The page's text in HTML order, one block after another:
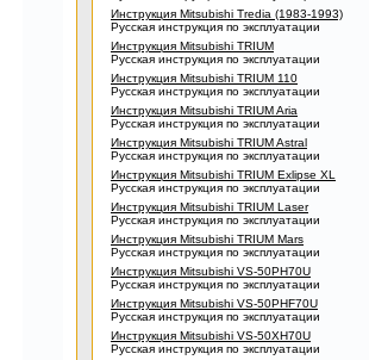
Инструкция Mitsubishi Tredia (1983-1993)
Русская инструкция по эксплуатации
Инструкция Mitsubishi TRIUM
Русская инструкция по эксплуатации
Инструкция Mitsubishi TRIUM 110
Русская инструкция по эксплуатации
Инструкция Mitsubishi TRIUM Aria
Русская инструкция по эксплуатации
Инструкция Mitsubishi TRIUM Astral
Русская инструкция по эксплуатации
Инструкция Mitsubishi TRIUM Exlipse XL
Русская инструкция по эксплуатации
Инструкция Mitsubishi TRIUM Laser
Русская инструкция по эксплуатации
Инструкция Mitsubishi TRIUM Mars
Русская инструкция по эксплуатации
Инструкция Mitsubishi VS-50PH70U
Русская инструкция по эксплуатации
Инструкция Mitsubishi VS-50PHF70U
Русская инструкция по эксплуатации
Инструкция Mitsubishi VS-50XH70U
Русская инструкция по эксплуатации